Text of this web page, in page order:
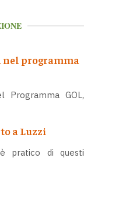
programma
GOL,
a Luzzi
pratico di questi